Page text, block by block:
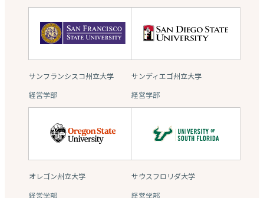
サンフランシスコ州立大学
経営学部
サンディエゴ州立大学
経営学部
オレゴン州立大学
経営学部
サウスフロリダ大学
経営学部